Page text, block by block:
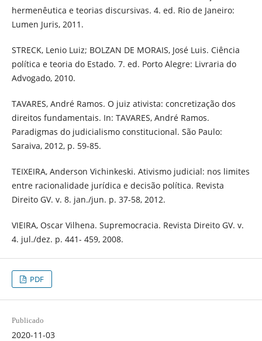
hermenêutica e teorias discursivas. 4. ed. Rio de Janeiro:
Lumen Juris, 2011.
STRECK, Lenio Luiz; BOLZAN DE MORAIS, José Luis. Ciência
política e teoria do Estado. 7. ed. Porto Alegre: Livraria do
Advogado, 2010.
TAVARES, André Ramos. O juiz ativista: concretização dos
direitos fundamentais. In: TAVARES, André Ramos.
Paradigmas do judicialismo constitucional. São Paulo:
Saraiva, 2012, p. 59-85.
TEIXEIRA, Anderson Vichinkeski. Ativismo judicial: nos limites
entre racionalidade jurídica e decisão política. Revista
Direito GV. v. 8. jan./jun. p. 37-58, 2012.
VIEIRA, Oscar Vilhena. Supremocracia. Revista Direito GV. v.
4. jul./dez. p. 441- 459, 2008.
PDF
Publicado
2020-11-03